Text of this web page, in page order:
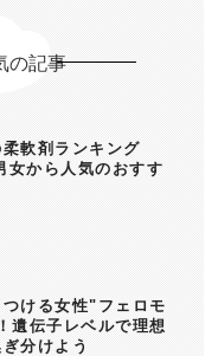
の記事
軟剤ランキング
女から人気のおすす
ける女性"フェロモ
遺伝子レベルで理想
分けよう